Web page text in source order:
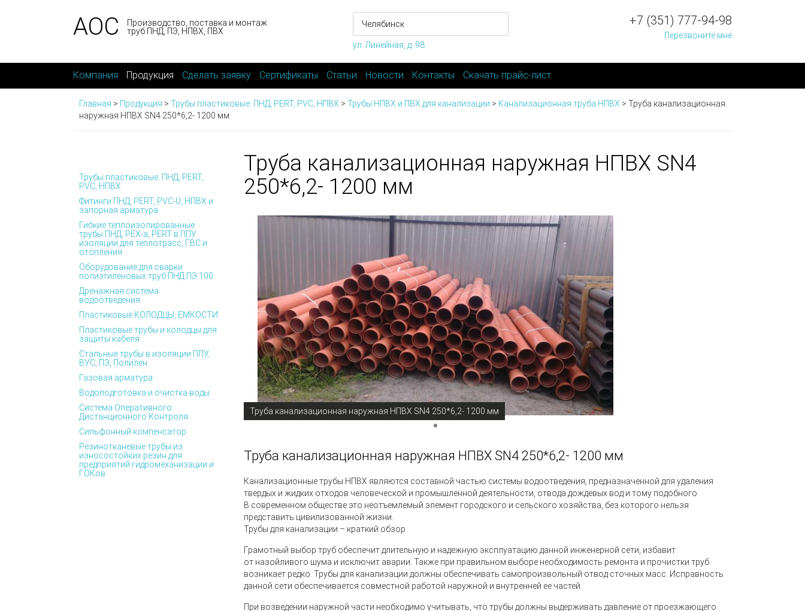
АОС
Производство, поставка и монтаж
труб ПНД, ПЭ, НПВХ, ПВХ
ул. Линейная, д. 98
+7 (351) 777-94-98
Перезвоните мне
Компания Продукция Сделать заявку Сертификаты Статьи Новости Контакты Скачать прайс-лист
Главная > Продукция > Трубы пластиковые: ПНД, PERT, PVC, НПВХ > Трубы НПВХ и ПВХ для канализации > Канализационная труба НПВХ > Труба канализационная
наружная НПВХ SN4 250*6,2- 1200 мм
Труба канализационная наружная НПВХ SN4
250*6,2- 1200 мм
Труба канализационная наружная НПВХ SN4 250*6,2- 1200 мм
Труба канализационная наружная НПВХ SN4 250*6,2- 1200 мм
Канализационные трубы НПВХ являются составной частью системы водоотведения, предназначенной для удаления
твердых и жидких отходов человеческой и промышленной деятельности, отвода дождевых вод и тому подобного.
В современном обществе это неотъемлемый элемент городского и сельского хозяйства, без которого нельзя
представить цивилизованной жизни.
Трубы для канализации – краткий обзор
Грамотный выбор труб обеспечит длительную и надежную эксплуатацию данной инженерной сети, избавит
от назойливого шума и исключит аварии. Также при правильном выборе необходимость ремонта и прочистки труб
возникает редко. Трубы для канализации должны обеспечивать самопроизвольный отвод сточных масс. Исправность
данной сети обеспечивается совместной работой наружной и внутренней ее частей
При возведении наружной части необходимо учитывать, что трубы должны выдерживать давление от проезжающего
Трубы пластиковые: ПНД, PERT,
PVC, НПВХ
Фитинги ПНД, PERT, PVC-U, НПВХ и
запорная арматура
Гибкие теплоизолированные
трубы ПНД, PEX-а, PERT в ППУ
изоляции для теплотрасс, ГВС и
отопления
Оборудование для сварки
полиэтиленовых труб ПНД ПЭ 100
Дренажная система
водоотведения
Пластиковые КОЛОДЦЫ, ЕМКОСТИ
Пластиковые трубы и колодцы для
защиты кабеля
Стальные трубы в изоляции ППУ,
ВУС, ПЭ, Полилен
Газовая арматура
Водоподготовка и очистка воды
Система Оперативного
Дистанционного Контроля
Сильфонный компенсатор
Резинотканевые трубы из
износостойких резин для
предприятий гидромеханизации и
ГОКов